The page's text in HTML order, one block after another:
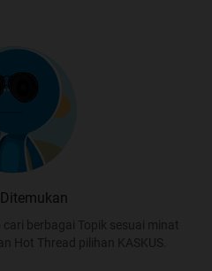
berbagai Topik sesuai minat
Hot Thread pilihan KASKUS.